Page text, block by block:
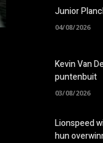
Junior
04/08/2026
Kevin Van
puntenbuit
03/08/2026
Lionspeed
hun